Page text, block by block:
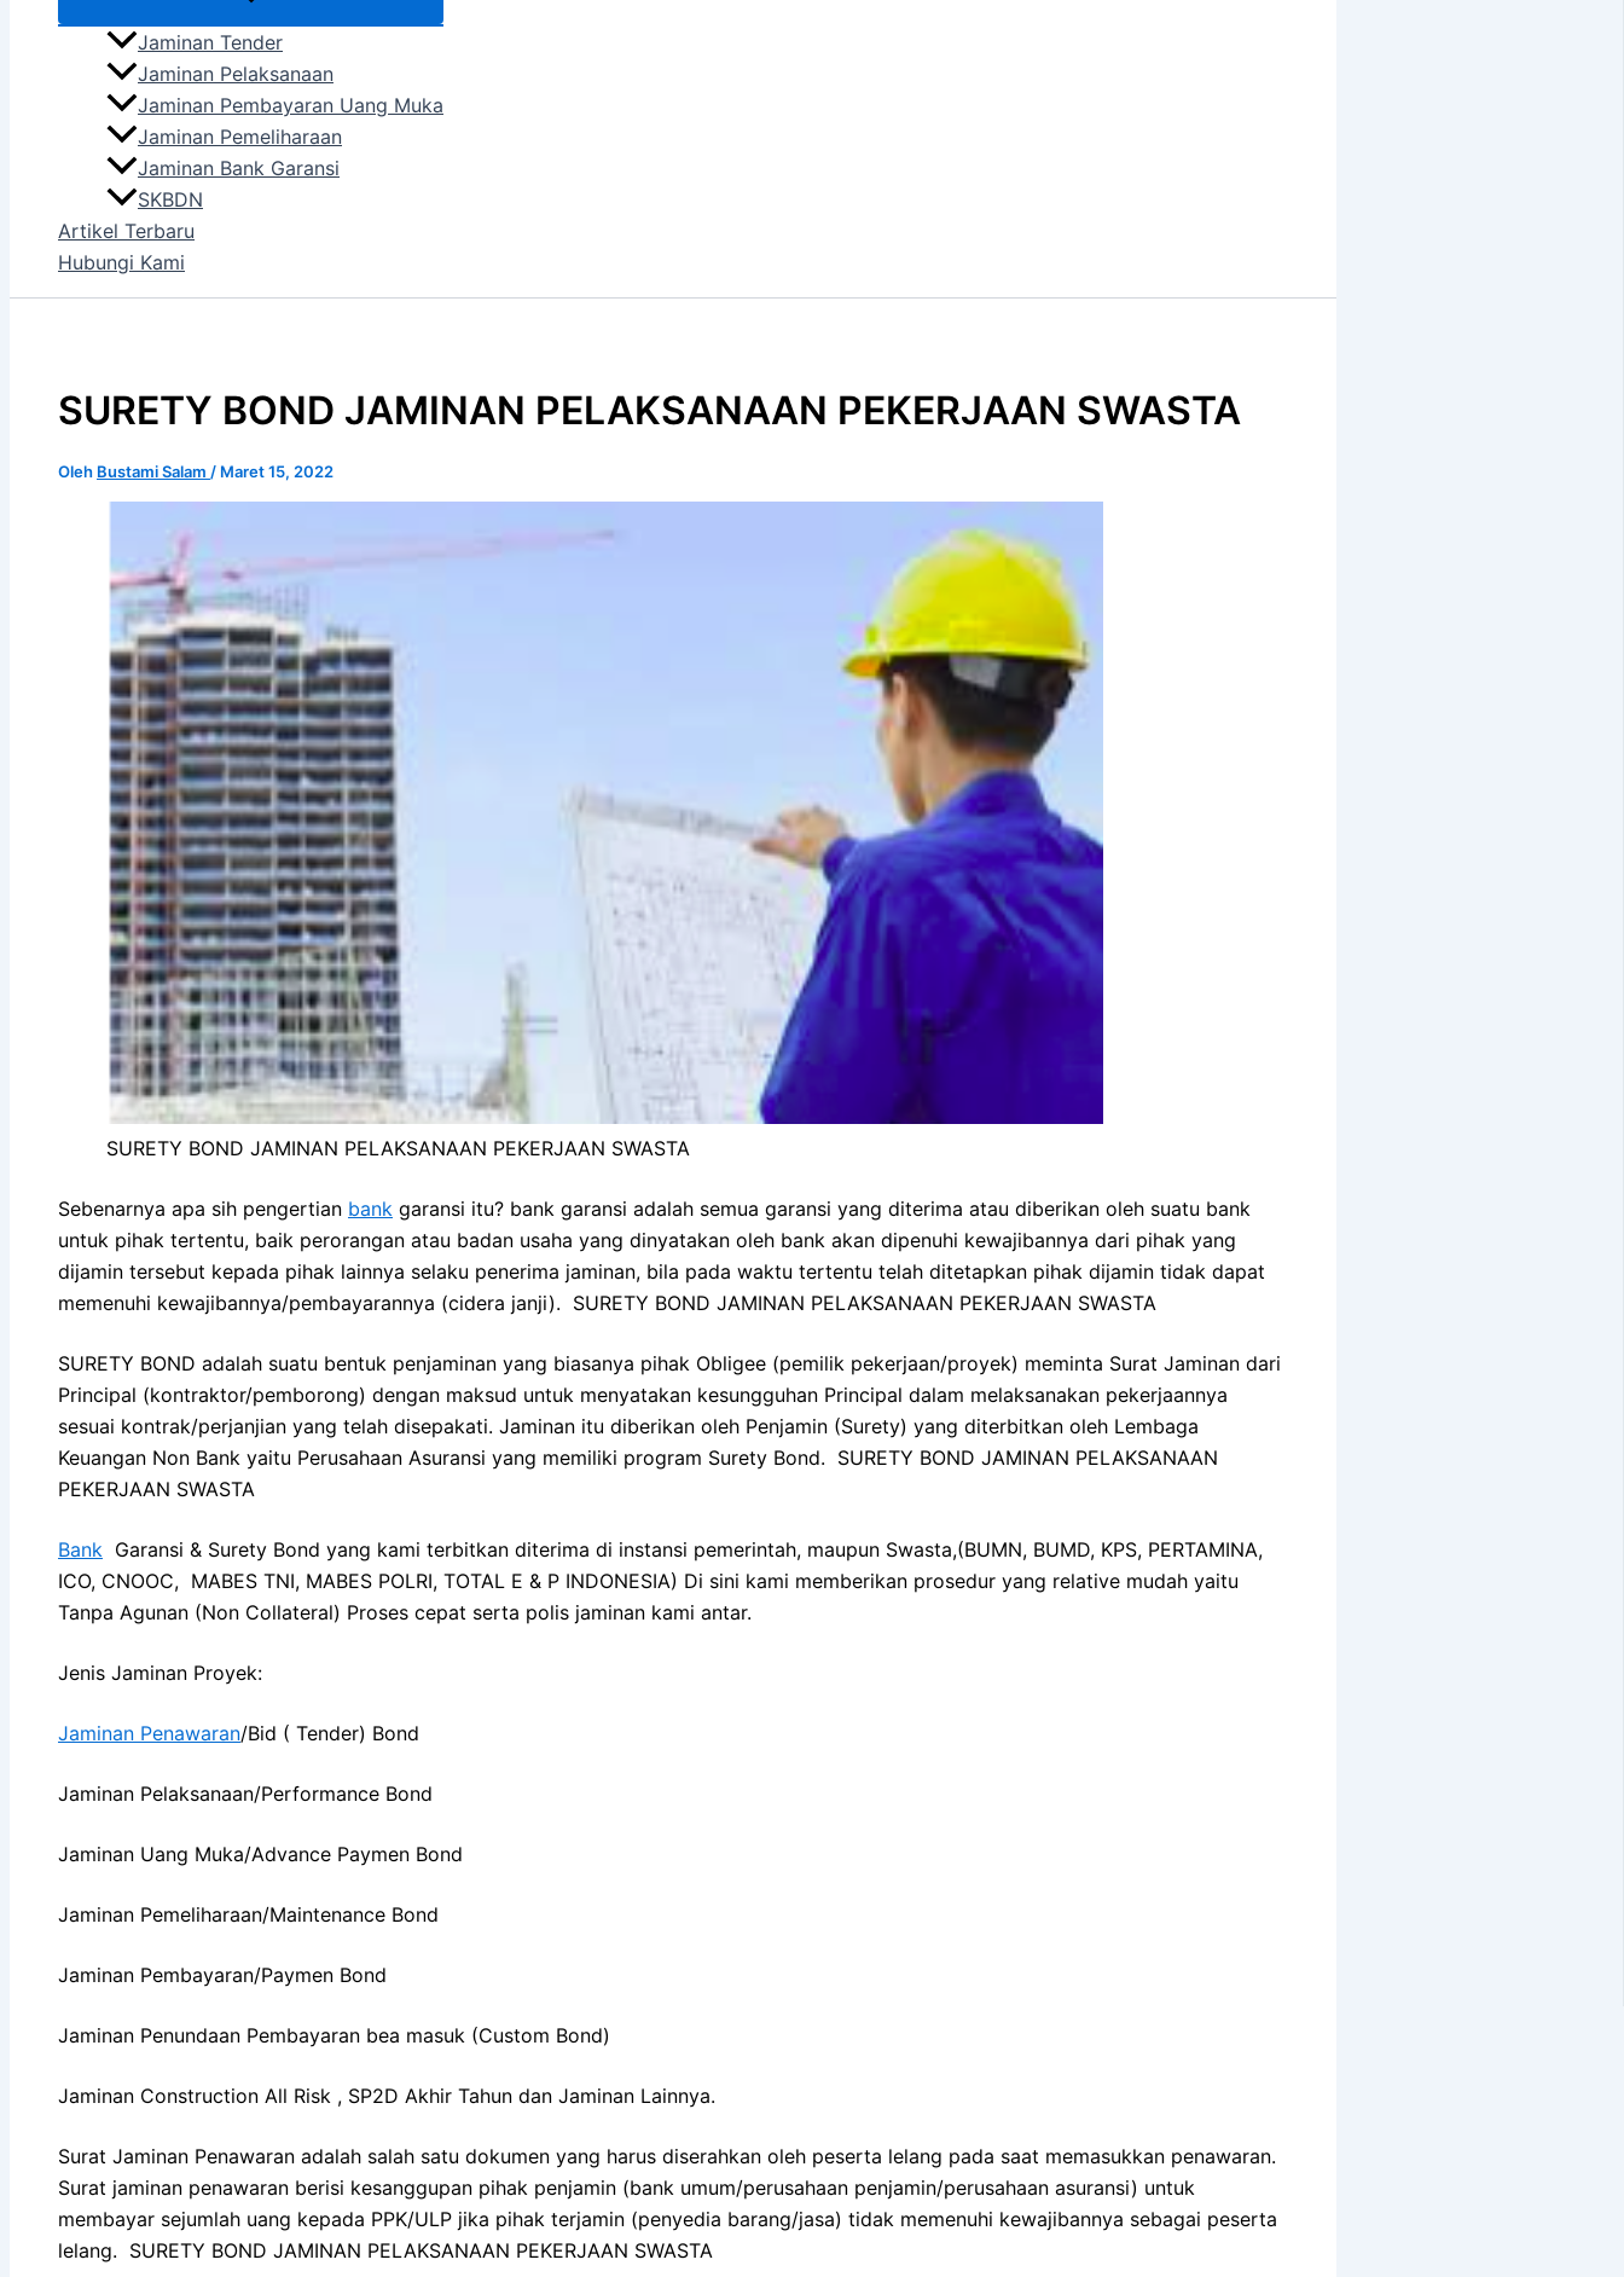
Jaminan Tender
Jaminan Pelaksanaan
Jaminan Pembayaran Uang Muka
Jaminan Pemeliharaan
Jaminan Bank Garansi
SKBDN
Artikel Terbaru
Hubungi Kami
SURETY BOND JAMINAN PELAKSANAAN PEKERJAAN SWASTA
Oleh Bustami Salam / Maret 15, 2022
SURETY BOND JAMINAN PELAKSANAAN PEKERJAAN SWASTA
Sebenarnya apa sih pengertian bank garansi itu? bank garansi adalah semua garansi yang diterima atau diberikan oleh suatu bank
untuk pihak tertentu, baik perorangan atau badan usaha yang dinyatakan oleh bank akan dipenuhi kewajibannya dari pihak yang
dijamin tersebut kepada pihak lainnya selaku penerima jaminan, bila pada waktu tertentu telah ditetapkan pihak dijamin tidak dapat
memenuhi kewajibannya/pembayarannya (cidera janji). SURETY BOND JAMINAN PELAKSANAAN PEKERJAAN SWASTA
SURETY BOND adalah suatu bentuk penjaminan yang biasanya pihak Obligee (pemilik pekerjaan/proyek) meminta Surat Jaminan dari
Principal (kontraktor/pemborong) dengan maksud untuk menyatakan kesungguhan Principal dalam melaksanakan pekerjaannya
sesuai kontrak/perjanjian yang telah disepakati. Jaminan itu diberikan oleh Penjamin (Surety) yang diterbitkan oleh Lembaga
Keuangan Non Bank yaitu Perusahaan Asuransi yang memiliki program Surety Bond. SURETY BOND JAMINAN PELAKSANAAN
PEKERJAAN SWASTA
Bank Garansi & Surety Bond yang kami terbitkan diterima di instansi pemerintah, maupun Swasta,(BUMN, BUMD, KPS, PERTAMINA,
ICO, CNOOC, MABES TNI, MABES POLRI, TOTAL E & P INDONESIA) Di sini kami memberikan prosedur yang relative mudah yaitu
Tanpa Agunan (Non Collateral) Proses cepat serta polis jaminan kami antar.
Jenis Jaminan Proyek:
Jaminan Penawaran/Bid ( Tender) Bond
Jaminan Pelaksanaan/Performance Bond
Jaminan Uang Muka/Advance Paymen Bond
Jaminan Pemeliharaan/Maintenance Bond
Jaminan Pembayaran/Paymen Bond
Jaminan Penundaan Pembayaran bea masuk (Custom Bond)
Jaminan Construction All Risk , SP2D Akhir Tahun dan Jaminan Lainnya.
Surat Jaminan Penawaran adalah salah satu dokumen yang harus diserahkan oleh peserta lelang pada saat memasukkan penawaran.
Surat jaminan penawaran berisi kesanggupan pihak penjamin (bank umum/perusahaan penjamin/perusahaan asuransi) untuk
membayar sejumlah uang kepada PPK/ULP jika pihak terjamin (penyedia barang/jasa) tidak memenuhi kewajibannya sebagai peserta
lelang. SURETY BOND JAMINAN PELAKSANAAN PEKERJAAN SWASTA